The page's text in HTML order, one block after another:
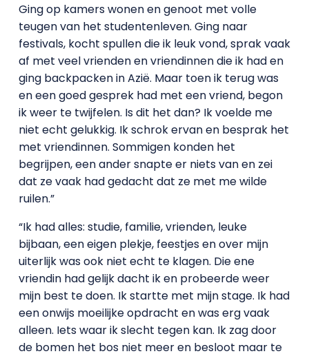
Ging op kamers wonen en genoot met volle
teugen van het studentenleven. Ging naar
festivals, kocht spullen die ik leuk vond, sprak vaak
af met veel vrienden en vriendinnen die ik had en
ging backpacken in Azië. Maar toen ik terug was
en een goed gesprek had met een vriend, begon
ik weer te twijfelen. Is dit het dan? Ik voelde me
niet echt gelukkig. Ik schrok ervan en besprak het
met vriendinnen. Sommigen konden het
begrijpen, een ander snapte er niets van en zei
dat ze vaak had gedacht dat ze met me wilde
ruilen.”
“Ik had alles: studie, familie, vrienden, leuke
bijbaan, een eigen plekje, feestjes en over mijn
uiterlijk was ook niet echt te klagen. Die ene
vriendin had gelijk dacht ik en probeerde weer
mijn best te doen. Ik startte met mijn stage. Ik had
een onwijs moeilijke opdracht en was erg vaak
alleen. Iets waar ik slecht tegen kan. Ik zag door
de bomen het bos niet meer en besloot maar te